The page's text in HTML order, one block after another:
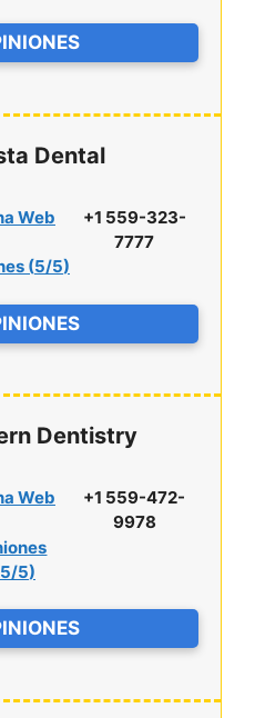
Dental
Web
(5/5)
+1 559-323-
7777
Dentistry
Web
5)
+1 559-472-
9978